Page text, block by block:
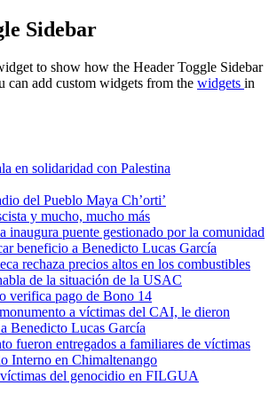
Sidebar
to show how the Header Toggle Sidebar
can add custom widgets from the widgets in
en solidaridad con Palestina
del Pueblo Maya Ch’orti’
y mucho, mucho más
inaugura puente gestionado por la comunidad
beneficio a Benedicto Lucas García
rechaza precios altos en los combustibles
de la situación de la USAC
verifica pago de Bono 14
a víctimas del CAI, le dieron
Benedicto Lucas García
fueron entregados a familiares de víctimas
Interno en Chimaltenango
del genocidio en FILGUA